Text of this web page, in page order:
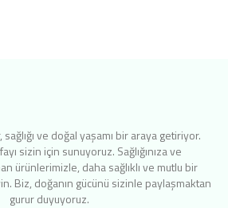
ve doğal yaşamı bir araya getiriyor.
sizin için sunuyoruz. Sağlığınıza ve
ürünlerimizle, daha sağlıklı ve mutlu bir
Biz, doğanın gücünü sizinle paylaşmaktan
gurur duyuyoruz.